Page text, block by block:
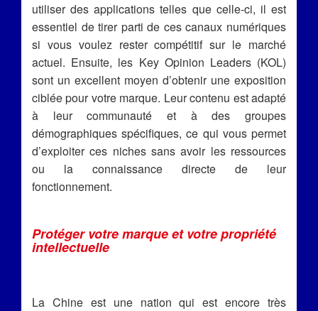
utiliser des applications telles que celle-ci, il est
essentiel de tirer parti de ces canaux numériques
si vous voulez rester compétitif sur le marché
actuel. Ensuite, les Key Opinion Leaders (KOL)
sont un excellent moyen d’obtenir une exposition
ciblée pour votre marque. Leur contenu est adapté
à leur communauté et à des groupes
démographiques spécifiques, ce qui vous permet
d’exploiter ces niches sans avoir les ressources
ou la connaissance directe de leur
fonctionnement.
Protéger votre marque et votre propriété
intellectuelle
La Chine est une nation qui est encore très